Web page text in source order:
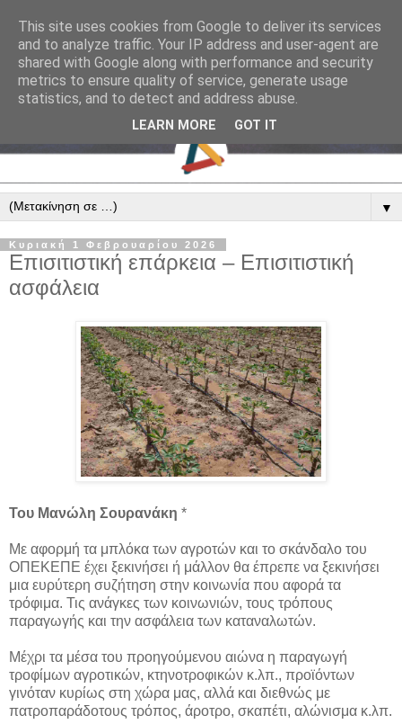
▼
Κυριακή 1 Φεβρουαρίου 2026
Επισιτιστική επάρκεια – Επισιτιστική
ασφάλεια
Του Μανώλη Σουρανάκη *
Με αφορμή τα μπλόκα των αγροτών και το σκάνδαλο του
ΟΠΕΚΕΠΕ έχει ξεκινήσει ή μάλλον θα έπρεπε να ξεκινήσει
μια ευρύτερη συζήτηση στην κοινωνία που αφορά τα
τρόφιμα. Τις ανάγκες των κοινωνιών, τους τρόπους
παραγωγής και την ασφάλεια των καταναλωτών.
Μέχρι τα μέσα του προηγούμενου αιώνα η παραγωγή
τροφίμων αγροτικών, κτηνοτροφικών κ.λπ., προϊόντων
γινόταν κυρίως στη χώρα μας, αλλά και διεθνώς με
πατροπαράδοτους τρόπος, άροτρο, σκαπέτι, αλώνισμα κ.λπ.
This site uses cookies from Google to deliver its services
and to analyze traffic. Your IP address and user-agent are
shared with Google along with performance and security
metrics to ensure quality of service, generate usage
statistics, and to detect and address abuse.
LEARN MORE GOT IT